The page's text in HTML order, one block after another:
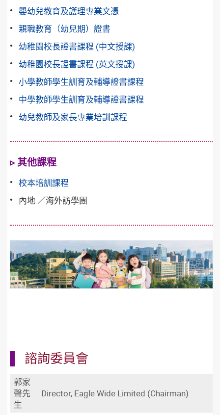
嬰幼兒教育及護理專業文憑
親職教育（幼兒期）證書
幼稚園校長證書課程 (中文授課)
幼稚園校長證書課程 (英文授課)
小學教師學生訓育及輔導證書課程
中學教師學生訓育及輔導證書課程
幼兒教師及家長專業培訓課程
▹ 其他課程
校本培訓課程
內地 ／海外訪學團
諮詢委員會
郭家
聲先
生
Director, Eagle Wide Limited (Chairman)